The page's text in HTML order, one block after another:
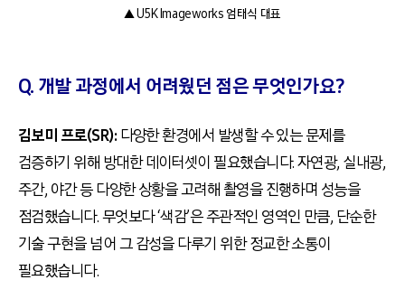
▲ U5K Imageworks 엄태식 대표
Q. 개발 과정에서 어려웠던 점은 무엇인가요?
김보미 프로(SR):다양한 환경에서 발생할 수 있는 문제를
검증하기 위해 방대한 데이터셋이 필요했습니다. 자연광, 실내광,
주간, 야간 등 다양한 상황을 고려해 촬영을 진행하며 성능을
점검했습니다. 무엇보다 ‘색감’은 주관적인 영역인 만큼, 단순한
기술 구현을 넘어 그 감성을 다루기 위한 정교한 소통이
필요했습니다.